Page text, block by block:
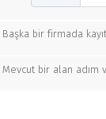
Başka bir firmada
Mevcut bir alan adım